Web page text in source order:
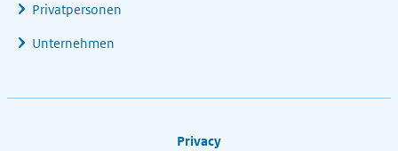
Privatpersonen
Unternehmen
Privacy